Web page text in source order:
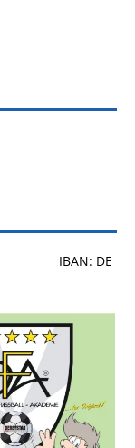
IBAN: DE